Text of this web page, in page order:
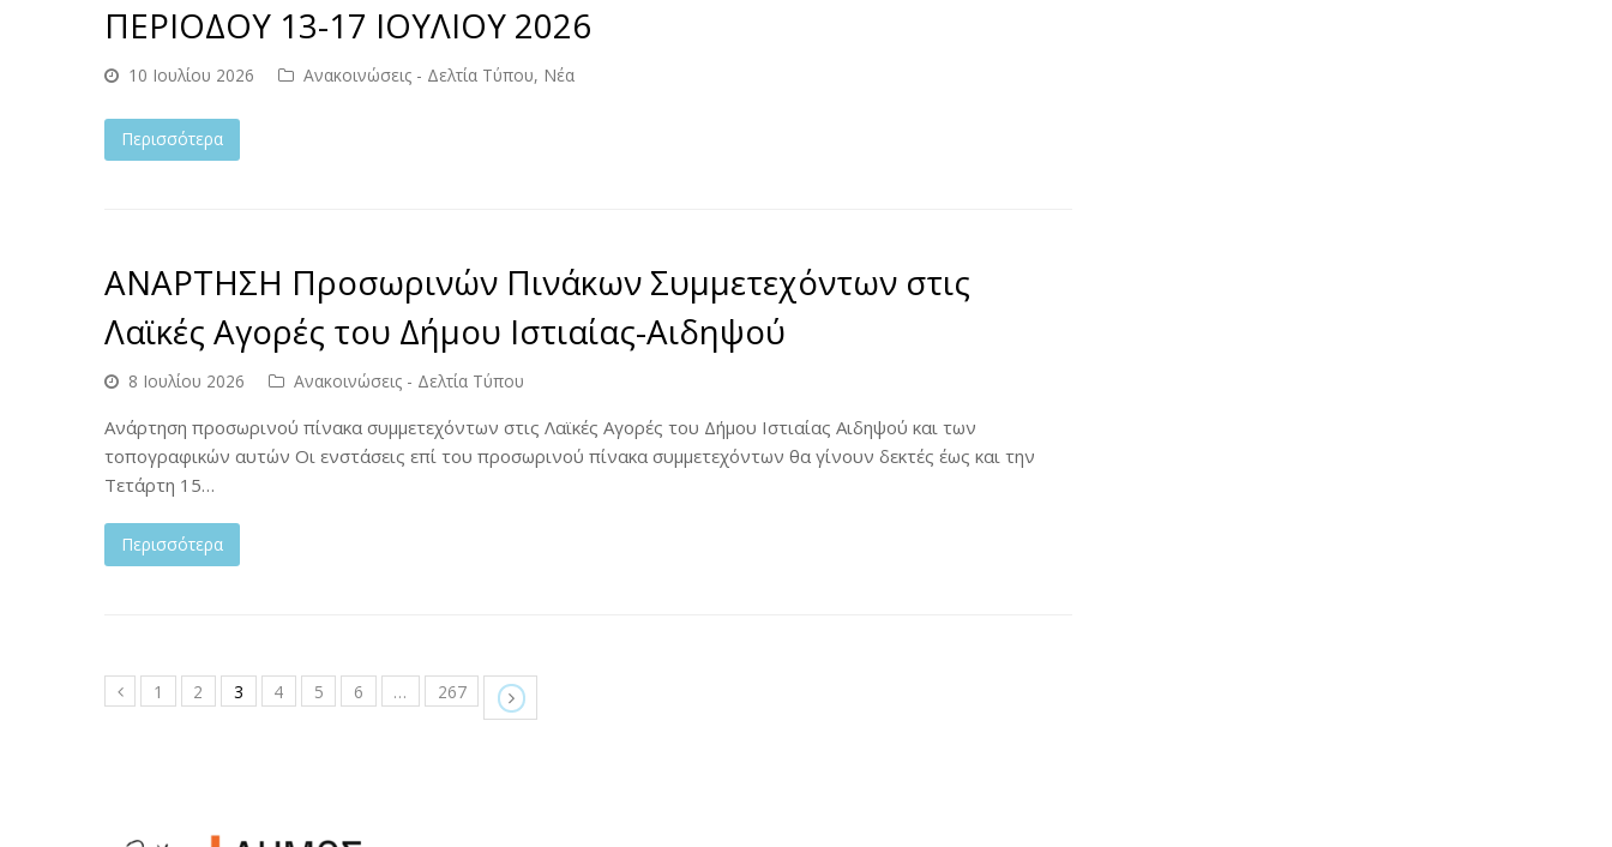
ΠΕΡΙΟΔΟΥ 13-17 ΙΟΥΛΙΟΥ 2026
10 Ιουλίου 2026 Ανακοινώσεις - Δελτία Τύπου, Νέα
Περισσότερα
ΑΝΑΡΤΗΣΗ Προσωρινών Πινάκων Συμμετεχόντων στις
Λαϊκές Αγορές του Δήμου Ιστιαίας-Αιδηψού
8 Ιουλίου 2026 Ανακοινώσεις - Δελτία Τύπου
Ανάρτηση προσωρινού πίνακα συμμετεχόντων στις Λαϊκές Αγορές του Δήμου Ιστιαίας Αιδηψού και των
τοπογραφικών αυτών Οι ενστάσεις επί του προσωρινού πίνακα συμμετεχόντων θα γίνουν δεκτές έως και την
Τετάρτη 15…
Περισσότερα
1 2 3 4 5 6 … 267